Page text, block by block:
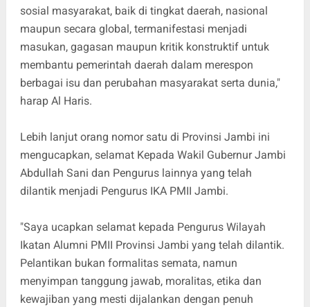
sosial masyarakat, baik di tingkat daerah, nasional
maupun secara global, termanifestasi menjadi
masukan, gagasan maupun kritik konstruktif untuk
membantu pemerintah daerah dalam merespon
berbagai isu dan perubahan masyarakat serta dunia,"
harap Al Haris.
Lebih lanjut orang nomor satu di Provinsi Jambi ini
mengucapkan, selamat Kepada Wakil Gubernur Jambi
Abdullah Sani dan Pengurus lainnya yang telah
dilantik menjadi Pengurus IKA PMII Jambi.
"Saya ucapkan selamat kepada Pengurus Wilayah
Ikatan Alumni PMII Provinsi Jambi yang telah dilantik.
Pelantikan bukan formalitas semata, namun
menyimpan tanggung jawab, moralitas, etika dan
kewajiban yang mesti dijalankan dengan penuh